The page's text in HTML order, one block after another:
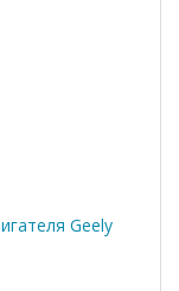
Geely